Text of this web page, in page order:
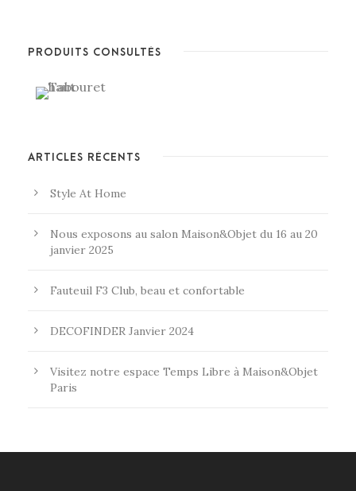
PRODUITS CONSULTÉS
ARTICLES RÉCENTS
Style At Home
Nous exposons au salon Maison&Objet du 16 au 20
janvier 2025
Fauteuil F3 Club, beau et confortable
DECOFINDER Janvier 2024
Visitez notre espace Temps Libre à Maison&Objet
Paris